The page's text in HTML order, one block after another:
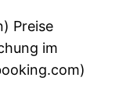
Preise
im